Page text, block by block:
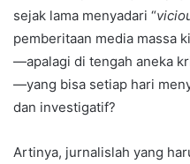
sejak lama menyadari “
pemberitaan media massa
—apalagi di tengah aneka
—yang bisa setiap hari
dan investigatif?
Artinya, jurnalislah yang